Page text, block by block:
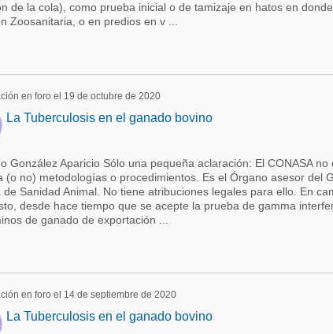
de la cola), como prueba inicial o de tamizaje en hatos en
Zoosanitaria, o en predios en v ...
en foro el 19 de octubre de 2020
La Tuberculosis en el ganado bovino
González Aparicio Sólo una pequeña aclaración: El CONASA
(o no) metodologías o procedimientos. Es el Órgano asesor del
de Sanidad Animal. No tiene atribuciones legales para ello. En
desde hace tiempo que se acepte la prueba de gamma
de ganado de exportación ...
en foro el 14 de septiembre de 2020
La Tuberculosis en el ganado bovino